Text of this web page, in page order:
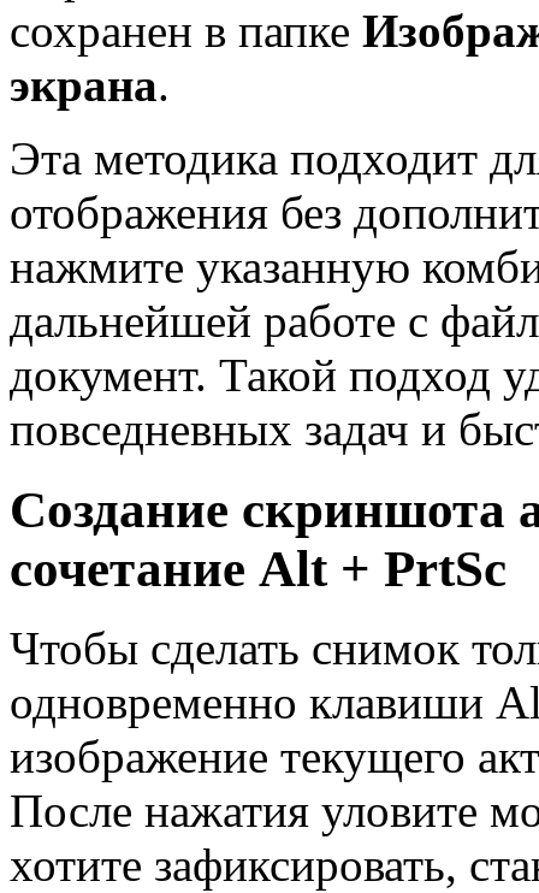
сохранен в папке
экрана.
Эта методика подходит
отображения без
нажмите указанную
дальнейшей работе с
документ. Такой подход
повседневных задач и
Создание скриншота
сочетание Alt + PrtSc
Чтобы сделать снимок
одновременно клавиши
изображение текущего
После нажатия уловите
хотите зафиксировать,